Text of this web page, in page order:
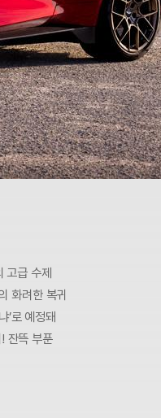
고급 수제
화려한 복귀
’로 예정돼
잔뜩 부푼